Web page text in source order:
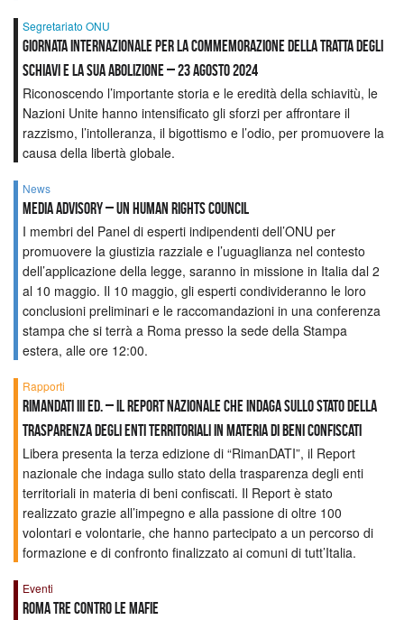
Segretariato ONU
Giornata Internazionale per la Commemorazione della Tratta degli
Schiavi e la sua Abolizione – 23 agosto 2024
Riconoscendo l’importante storia e le eredità della schiavitù, le
Nazioni Unite hanno intensificato gli sforzi per affrontare il
razzismo, l’intolleranza, il bigottismo e l’odio, per promuovere la
causa della libertà globale.
News
Media Advisory – UN Human Rights Council
I membri del Panel di esperti indipendenti dell’ONU per
promuovere la giustizia razziale e l’uguaglianza nel contesto
dell’applicazione della legge, saranno in missione in Italia dal 2
al 10 maggio. Il 10 maggio, gli esperti condivideranno le loro
conclusioni preliminari e le raccomandazioni in una conferenza
stampa che si terrà a Roma presso la sede della Stampa
estera, alle ore 12:00.
Rapporti
RimanDati III Ed. – Il Report nazionale che indaga sullo stato della
trasparenza degli enti territoriali in materia di beni confiscati
Libera presenta la terza edizione di “RimanDATI”, il Report
nazionale che indaga sullo stato della trasparenza degli enti
territoriali in materia di beni confiscati. Il Report è stato
realizzato grazie all’impegno e alla passione di oltre 100
volontari e volontarie, che hanno partecipato a un percorso di
formazione e di confronto finalizzato ai comuni di tutt’Italia.
Eventi
Roma Tre contro le mafie